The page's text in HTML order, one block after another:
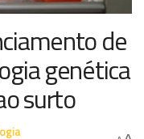
de
genética
surto